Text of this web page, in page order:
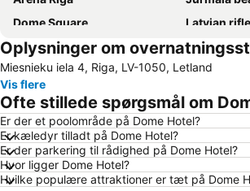
Dome Square
Latvian
Rīgas pasažieru termināls
Jurmala
Kurzemes rajons
Mūkupurvs
Vecāķi
Oplysninger om
Miesnieku iela 4, Riga, LV-1050, Letland
Vis flere
Ofte stillede spørgsmål om
Er der et poolområde på Dome Hotel?
Er kæledyr tilladt på Dome Hotel?
Er der parkering til rådighed på Dome Hotel?
Hvor ligger Dome Hotel?
Hvilke populære attraktioner er tæt på Dome